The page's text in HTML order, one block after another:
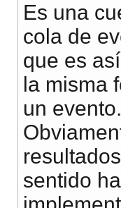
Es una
cola de
que es
la misma
un evento.
sentido